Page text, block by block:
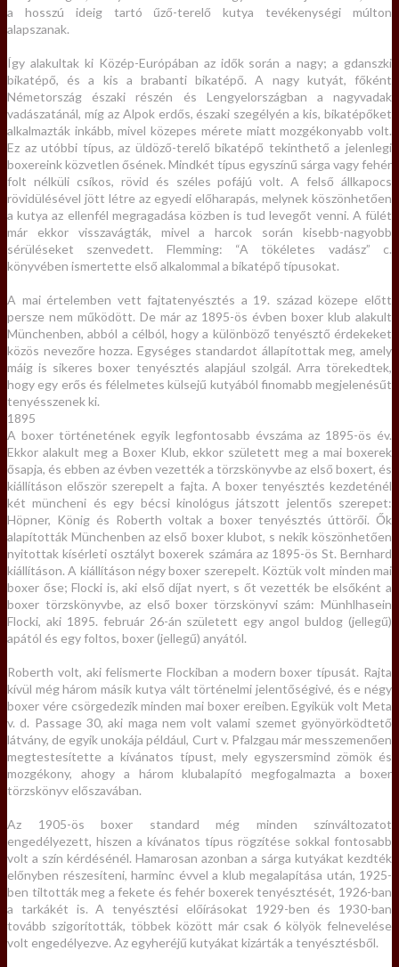
a hosszú ideig tartó űző-terelő kutya tevékenységi múlton
alapszanak.
Így alakultak ki Közép-Európában az idők során a nagy; a gdanszki
bikatépő, és a kis a brabanti bikatépő. A nagy kutyát, főként
Németország északi részén és Lengyelországban a nagyvadak
vadászatánál, míg az Alpok erdős, északi szegélyén a kis, bikatépőket
alkalmazták inkább, mivel közepes mérete miatt mozgékonyabb volt.
Ez az utóbbi típus, az üldöző-terelő bikatépő tekinthető a jelenlegi
boxereink közvetlen ősének. Mindkét típus egyszínű sárga vagy fehér
folt nélküli csíkos, rövid és széles pofájú volt. A felső állkapocs
rövidülésével jött létre az egyedi előharapás, melynek köszönhetően
a kutya az ellenfél megragadása közben is tud levegőt venni. A fülét
már ekkor visszavágták, mivel a harcok során kisebb-nagyobb
sérüléseket szenvedett. Flemming: “A tökéletes vadász” c.
könyvében ismertette első alkalommal a bikatépő típusokat.
A mai értelemben vett fajtatenyésztés a 19. század közepe előtt
persze nem működött. De már az 1895-ös évben boxer klub alakult
Münchenben, abból a célból, hogy a különböző tenyésztő érdekeket
közös nevezőre hozza. Egységes standardot állapítottak meg, amely
máig is sikeres boxer tenyésztés alapjául szolgál. Arra törekedtek,
hogy egy erős és félelmetes külsejű kutyából finomabb megjelenésűt
tenyésszenek ki.
1895
A boxer történetének egyik legfontosabb évszáma az 1895-ös év.
Ekkor alakult meg a Boxer Klub, ekkor született meg a mai boxerek
ősapja, és ebben az évben vezették a törzskönyvbe az első boxert, és
kiállításon először szerepelt a fajta. A boxer tenyésztés kezdeténél
két müncheni és egy bécsi kinológus játszott jelentős szerepet:
Höpner, König és Roberth voltak a boxer tenyésztés úttörői. Ők
alapították Münchenben az első boxer klubot, s nekik köszönhetően
nyitottak kísérleti osztályt boxerek számára az 1895-ös St. Bernhard
kiállításon. A kiállításon négy boxer szerepelt. Köztük volt minden mai
boxer őse; Flocki is, aki első díjat nyert, s őt vezették be elsőként a
boxer törzskönyvbe, az első boxer törzskönyvi szám: Münhlhasein
Flocki, aki 1895. február 26-án született egy angol buldog (jellegű)
apától és egy foltos, boxer (jellegű) anyától.
Roberth volt, aki felismerte Flockiban a modern boxer típusát. Rajta
kívül még három másik kutya vált történelmi jelentőségivé, és e négy
boxer vére csörgedezik minden mai boxer ereiben. Egyikük volt Meta
v. d. Passage 30, aki maga nem volt valami szemet gyönyörködtető
látvány, de egyik unokája például, Curt v. Pfalzgau már messzemenően
megtestesítette a kívánatos típust, mely egyszersmind zömök és
mozgékony, ahogy a három klubalapító megfogalmazta a boxer
törzskönyv előszavában.
Az 1905-ös boxer standard még minden színváltozatot
engedélyezett, hiszen a kívánatos típus rögzítése sokkal fontosabb
volt a szín kérdésénél. Hamarosan azonban a sárga kutyákat kezdték
előnyben részesíteni, harminc évvel a klub megalapítása után, 1925-
ben tiltották meg a fekete és fehér boxerek tenyésztését, 1926-ban
a tarkákét is. A tenyésztési előírásokat 1929-ben és 1930-ban
tovább szigorították, többek között már csak 6 kölyök felnevelése
volt engedélyezve. Az egyheréjű kutyákat kizárták a tenyésztésből.